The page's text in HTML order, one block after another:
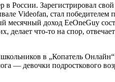
Зарегистрировал
Videofan, стал
месячный доход EeOneGuy
делает что-то на спор,
в „Копатель
— девочки подросткового